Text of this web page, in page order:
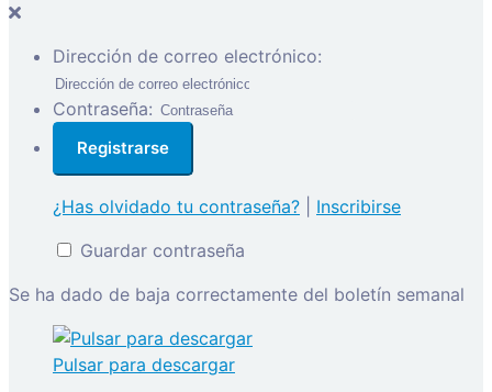
Dirección de correo electrónico:
Contraseña:
¿Has olvidado tu contraseña?
Inscribirse
Guardar contraseña
Se ha dado de baja correctamente del boletín semanal
Pulsar para descargar